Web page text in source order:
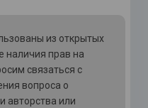
из открытых
наличия прав на
связаться с
вопроса о
авторства или